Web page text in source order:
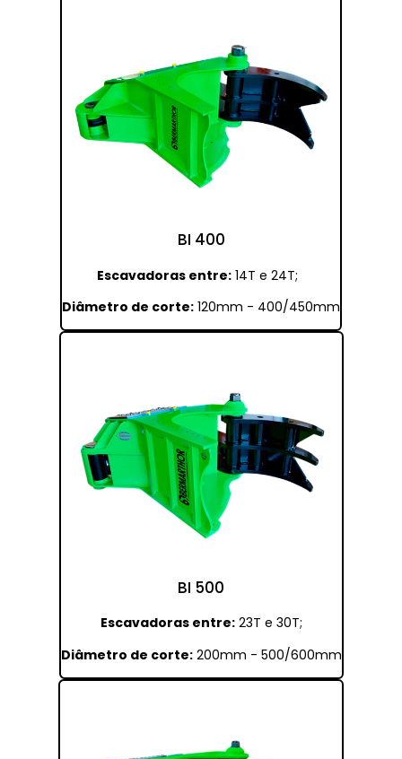
BI 400
Escavadoras entre: 14T e 24T;
Diâmetro de corte: 120mm - 400/450mm
BI 500
Escavadoras entre:23T e 30T;
Diâmetro de corte:200mm - 500/600mm